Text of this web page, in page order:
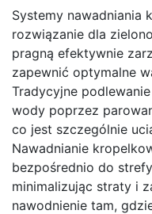
Systemy nawadniania
rozwiązanie dla
pragną efektywnie
zapewnić optymalne
Tradycyjne
wody poprzez
co jest szczególnie
Nawadnianie
bezpośrednio do
minimalizując straty i
nawodnienie tam,